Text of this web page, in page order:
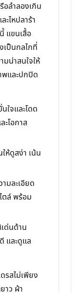
อลำลองเกิน
ะไหปลาร้า
แขนเสื้อ
เป็นกลไกที่
มน่าสนใจให้
พและปกปิด
ใจและโดด
ะโอกาส
ห้ดูสง่า เน้น
มละเอียด
ตล์ พร้อม
ด่นด้าน
และดูแล
รสไม่เพียง
าว ผ้า